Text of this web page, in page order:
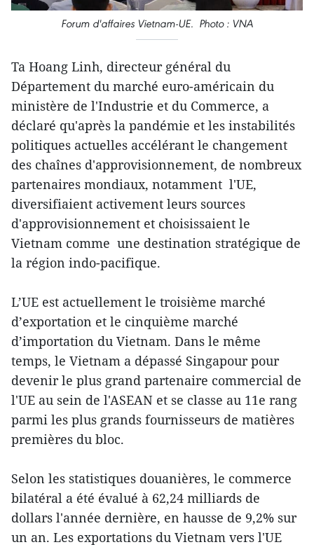
Forum d'affaires Vietnam-UE. Photo : VNA
Ta Hoang Linh, directeur général du
Département du marché euro-américain du
ministère de l'Industrie et du Commerce, a
déclaré qu'après la pandémie et les instabilités
politiques actuelles accélérant le changement
des chaînes d'approvisionnement, de nombreux
partenaires mondiaux, notamment l'UE,
diversifiaient activement leurs sources
d'approvisionnement et choisissaient le
Vietnam comme une destination stratégique de
la région indo-pacifique.
L’UE est actuellement le troisième marché
d’exportation et le cinquième marché
d’importation du Vietnam. Dans le même
temps, le Vietnam a dépassé Singapour pour
devenir le plus grand partenaire commercial de
l'UE au sein de l'ASEAN et se classe au 11e rang
parmi les plus grands fournisseurs de matières
premières du bloc.
Selon les statistiques douanières, le commerce
bilatéral a été évalué à 62,24 milliards de
dollars l'année dernière, en hausse de 9,2% sur
un an. Les exportations du Vietnam vers l'UE